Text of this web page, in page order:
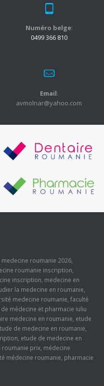
Numéro belge:
0499 366 810
Email:
avmolnar@yahoo.com
roumanie 2026,
roumanie inscription,
inscription, medecine en
la medecine en roumanie,
medecine roumanie, faculté
médecine et pharmacie iuliu
medecine en roumanie, etude
de medecine en roumanie,
, etude de medecine en
roumanie prix, médecine
médecine roumanie, pharmacie